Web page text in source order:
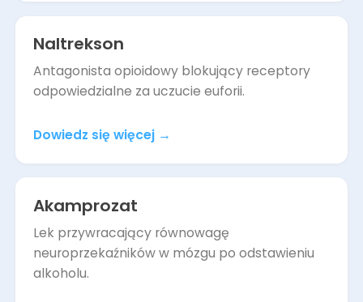
Naltrekson
Antagonista opioidowy blokujący receptory
odpowiedzialne za uczucie euforii.
Dowiedz się więcej →
Akamprozat
Lek przywracający równowagę
neuroprzekaźników w mózgu po odstawieniu
alkoholu.